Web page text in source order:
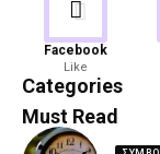
Facebook
Like
Categories
Android
82 Articles
Gaming
19 Articles
Must Read